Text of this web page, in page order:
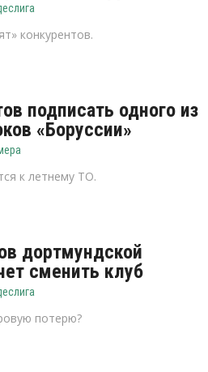
конкурентов.
подписать одного из
«Боруссии»
к летнему ТО.
дортмундской
сменить клуб
потерю?